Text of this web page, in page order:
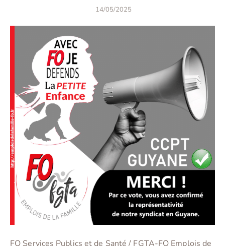
14/05/2025
FO Services Publics et de Santé / FGTA-FO Emplois de